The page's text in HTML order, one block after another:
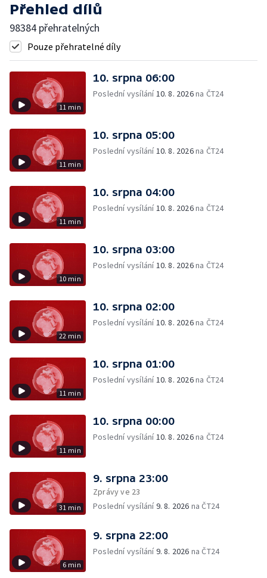
Přehled dílů
98384 přehratelných
Pouze přehratelné díly
11 min
10. srpna 06:00
Poslední vysílání10. 8. 2026na ČT24
11 min
10. srpna 05:00
Poslední vysílání10. 8. 2026na ČT24
11 min
10. srpna 04:00
Poslední vysílání10. 8. 2026na ČT24
10 min
10. srpna 03:00
Poslední vysílání10. 8. 2026na ČT24
22 min
10. srpna 02:00
Poslední vysílání10. 8. 2026na ČT24
11 min
10. srpna 01:00
Poslední vysílání10. 8. 2026na ČT24
11 min
10. srpna 00:00
Poslední vysílání10. 8. 2026na ČT24
31 min
9. srpna 23:00
Zprávy ve 23
Poslední vysílání9. 8. 2026 na ČT24
6 min
9. srpna 22:00
Poslední vysílání9. 8. 2026 na ČT24